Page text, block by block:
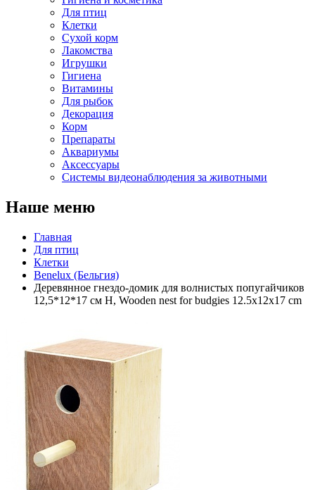
Для птиц
Клетки
Сухой корм
Лакомства
Игрушки
Гигиена
Витамины
Для рыбок
Декорация
Корм
Препараты
Аквариумы
Аксессуары
Cистемы видеонаблюдения за животными
Наше меню
Главная
Для птиц
Клетки
Benelux (Бельгия)
Деревянное гнездо-домик для волнистых попугайчиков
12,5*12*17 см H, Wooden nest for budgies 12.5x12x17 cm